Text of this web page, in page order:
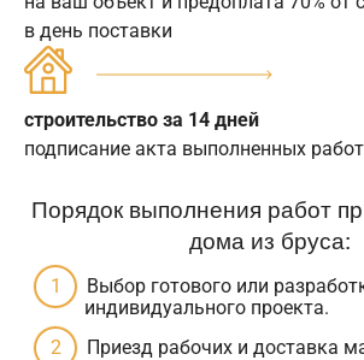
в день поставки
строительство за 14 дней
подписание акта выполненных
Порядок выполнения работ
дома из бруса:
Выбор готового или
индивидуального проекта.
Приезд рабочих и доставка